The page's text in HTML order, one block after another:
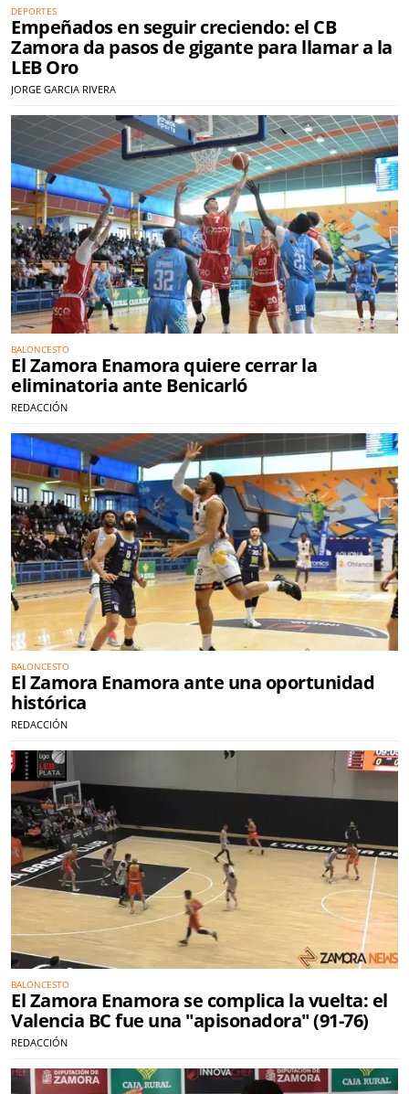
DEPORTES
Empeñados en seguir creciendo: el CB
Zamora da pasos de gigante para llamar a la
LEB Oro
JORGE GARCIA RIVERA
BALONCESTO
El Zamora Enamora quiere cerrar la
eliminatoria ante Benicarló
REDACCIÓN
BALONCESTO
El Zamora Enamora ante una oportunidad
histórica
REDACCIÓN
BALONCESTO
El Zamora Enamora se complica la vuelta: el
Valencia BC fue una "apisonadora" (91-76)
REDACCIÓN